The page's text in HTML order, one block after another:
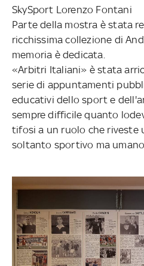
SkySport Lorenzo Fontani
Parte della mostra è stata
ricchissima collezione di
memoria è dedicata.
«Arbitri Italiani» è stata
serie di appuntamenti
educativi dello sport e
sempre difficile quanto
tifosi a un ruolo che riveste
soltanto sportivo ma